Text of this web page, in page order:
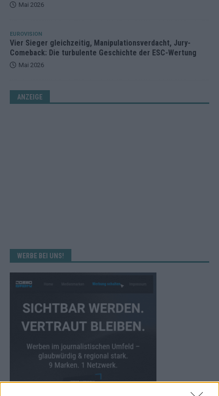
Mai 2026
EUROVISION
Vier Sieger gleichzeitig, Manipulationsverdacht, Jury-
Comeback: Die turbulente Geschichte der ESC-Wertung
Mai 2026
ANZEIGE
WERBE BEI UNS!